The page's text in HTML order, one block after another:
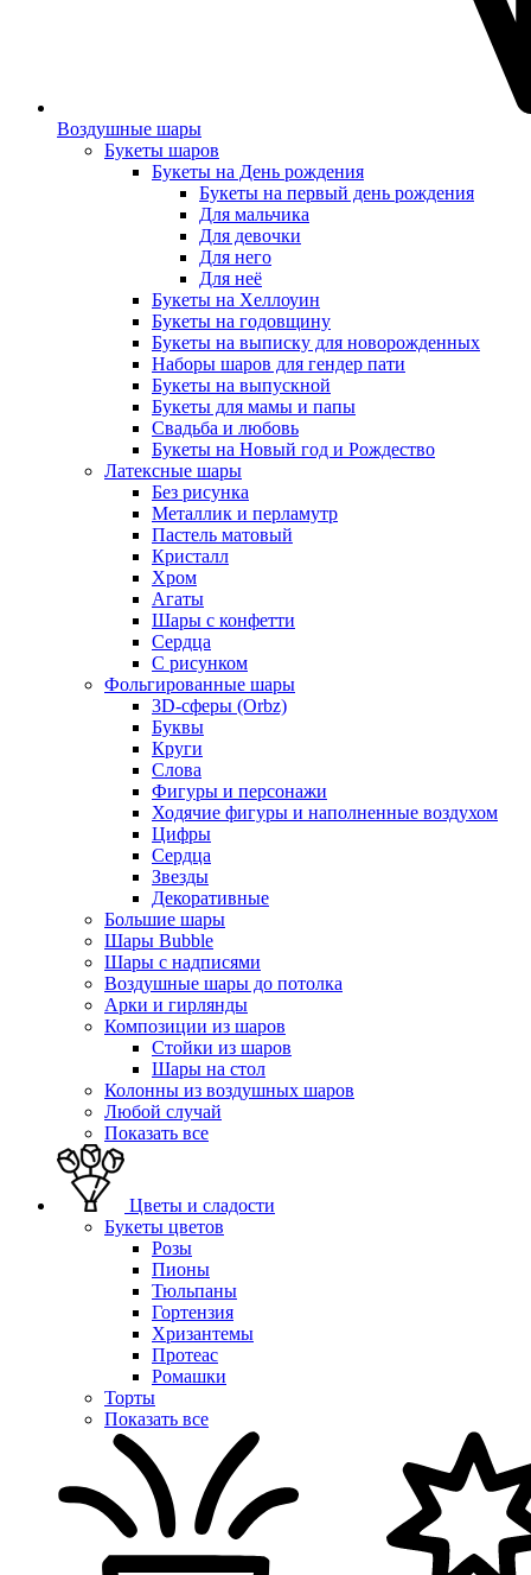
Воздушные шары
Букеты шаров
Букеты на День рождения
Букеты на первый день рождения
Для мальчика
Для девочки
Для него
Для неё
Букеты на Хеллоуин
Букеты на годовщину
Букеты на выписку для новорожденных
Наборы шаров для гендер пати
Букеты на выпускной
Букеты для мамы и папы
Свадьба и любовь
Букеты на Новый год и Рождество
Латексные шары
Без рисунка
Металлик и перламутр
Пастель матовый
Кристалл
Хром
Агаты
Шары с конфетти
Сердца
С рисунком
Фольгированные шары
3D-сферы (Orbz)
Буквы
Круги
Слова
Фигуры и персонажи
Ходячие фигуры и наполненные воздухом
Цифры
Сердца
Звезды
Декоративные
Большие шары
Шары Bubble
Шары с надписями
Воздушные шары до потолка
Арки и гирлянды
Композиции из шаров
Стойки из шаров
Шары на стол
Колонны из воздушных шаров
Любой случай
Показать все
Цветы и сладости
Букеты цветов
Розы
Пионы
Тюльпаны
Гортензия
Хризантемы
Протеас
Ромашки
Торты
Показать все